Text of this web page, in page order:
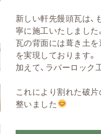
新しい軒先饅頭瓦は
寧に施工いたしました
瓦の背面には葺き土
を実現しております。
加えて、ラバーロック
これにより割れた破
整いました